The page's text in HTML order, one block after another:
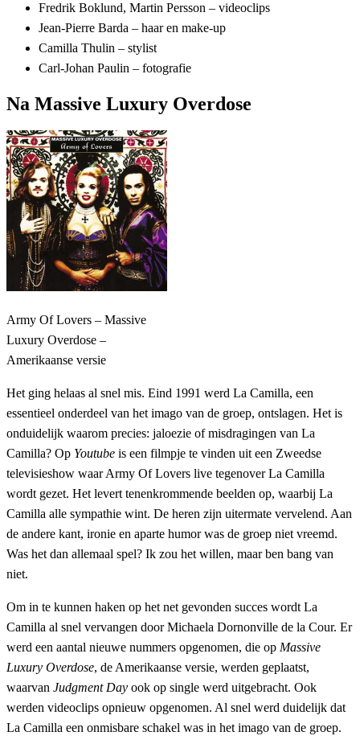
Fredrik Boklund, Martin Persson – videoclips
Jean-Pierre Barda – haar en make-up
Camilla Thulin – stylist
Carl-Johan Paulin – fotografie
Na Massive Luxury Overdose
Army Of Lovers – Massive
Luxury Overdose –
Amerikaanse versie
Het ging helaas al snel mis. Eind 1991 werd La Camilla, een
essentieel onderdeel van het imago van de groep, ontslagen. Het is
onduidelijk waarom precies: jaloezie of misdragingen van La
Camilla? Op Youtube is een filmpje te vinden uit een Zweedse
televisieshow waar Army Of Lovers live tegenover La Camilla
wordt gezet. Het levert tenenkrommende beelden op, waarbij La
Camilla alle sympathie wint. De heren zijn uitermate vervelend. Aan
de andere kant, ironie en aparte humor was de groep niet vreemd.
Was het dan allemaal spel? Ik zou het willen, maar ben bang van
niet.
Om in te kunnen haken op het net gevonden succes wordt La
Camilla al snel vervangen door Michaela Dornonville de la Cour. Er
werd een aantal nieuwe nummers opgenomen, die op Massive
Luxury Overdose, de Amerikaanse versie, werden geplaatst,
waarvan Judgment Day ook op single werd uitgebracht. Ook
werden videoclips opnieuw opgenomen. Al snel werd duidelijk dat
La Camilla een onmisbare schakel was in het imago van de groep.